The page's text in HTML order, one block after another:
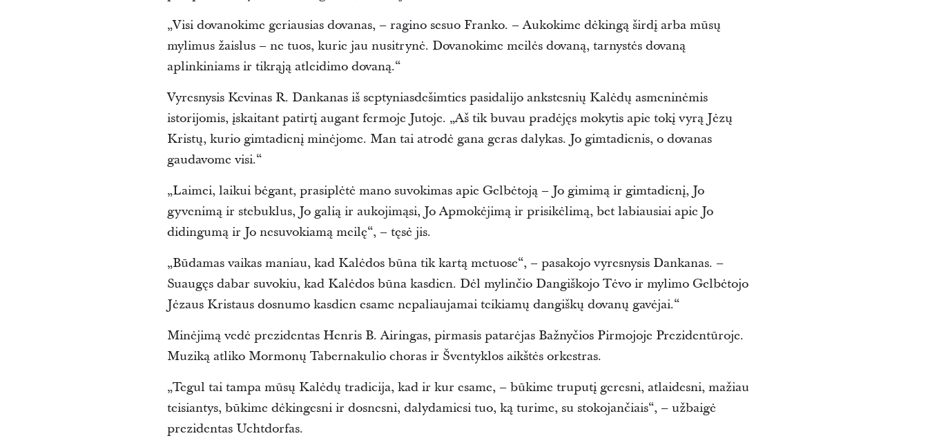
„Visi dovanokime geriausias dovanas, – ragino sesuo Franko. – Aukokime dėkingą širdį arba mūsų
mylimus žaislus – ne tuos, kurie jau nusitrynė. Dovanokime meilės dovaną, tarnystės dovaną
aplinkiniams ir tikrąją atleidimo dovaną.“
Vyresnysis Kevinas R. Dankanasiš septyniasdešimtiespasidalijo ankstesnių Kalėdų asmeninėmis
istorijomis, įskaitant patirtį augant fermoje Jutoje. „Aš tik buvau pradėjęs mokytis apie tokį vyrą Jėzų
Kristų, kurio gimtadienį minėjome. Man tai atrodė gana geras dalykas. Jo gimtadienis, o dovanas
gaudavome visi.“
„Laimei, laikui bėgant, prasiplėtė mano suvokimas apie Gelbėtoją – Jo gimimą ir gimtadienį, Jo
gyvenimą ir stebuklus, Jo galią ir aukojimąsi, Jo Apmokėjimą ir prisikėlimą, bet labiausiai apie Jo
didingumą ir Jo nesuvokiamą meilę“, – tęsė jis.
„Būdamas vaikas maniau, kad Kalėdos būna tik kartą metuose“, – pasakojo vyresnysis Dankanas. –
Suaugęs dabar suvokiu, kad Kalėdos būna kasdien. Dėl mylinčio Dangiškojo Tėvo ir mylimo Gelbėtojo
Jėzaus Kristaus dosnumo kasdien esame nepaliaujamai teikiamų dangiškų dovanų gavėjai.“
Minėjimą vedė prezidentas Henris B. Airingas, pirmasis patarėjas Bažnyčios Pirmojoje Prezidentūroje.
Muziką atliko Mormonų Tabernakulio choras ir Šventyklos aikštės orkestras.
„Tegul tai tampa mūsų Kalėdų tradicija, kad ir kur esame, – būkime truputį geresni, atlaidesni, mažiau
teisiantys, būkime dėkingesni ir dosnesni, dalydamiesi tuo, ką turime, su stokojančiais“, – užbaigė
prezidentas Uchtdorfas.